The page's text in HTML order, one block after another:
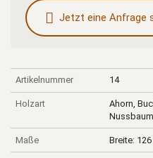
Jetzt eine Anfrage
Artikelnummer 14
Holzart
Ahorn,
Nussbaum
Maße Breite: